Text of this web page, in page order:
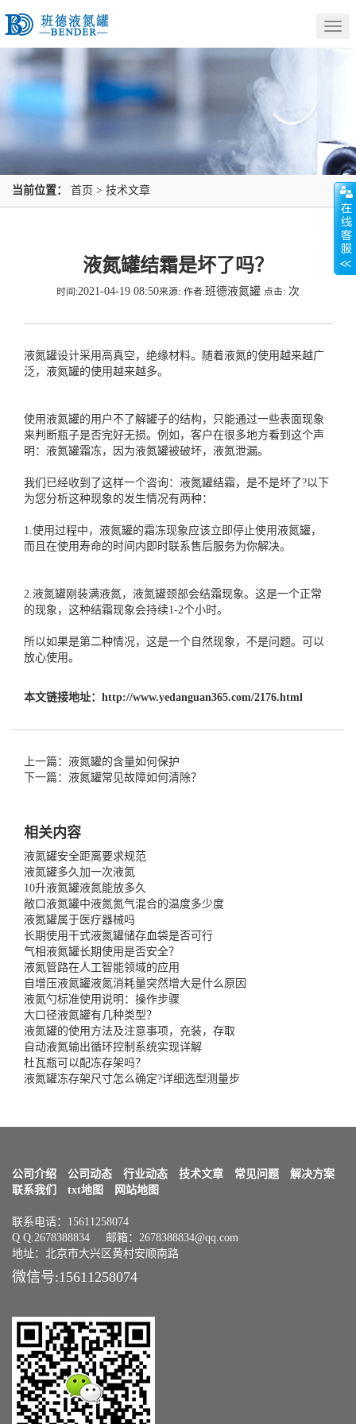
当前位置： 首页 > 技术文章
液氮罐结霜是坏了吗？
时间:2021-04-19 08:50来源: 作者:班德液氮罐 点击: 次
液氮罐设计采用高真空，绝缘材料。随着液氮的使用越来越广
泛，液氮罐的使用越来越多。
使用液氮罐的用户不了解罐子的结构，只能通过一些表面现象
来判断瓶子是否完好无损。例如，客户在很多地方看到这个声
明：液氮罐霜冻，因为液氮罐被破坏，液氮泄漏。
我们已经收到了这样一个咨询：液氮罐结霜，是不是坏了?以下
为您分析这种现象的发生情况有两种：
1.使用过程中，液氮罐的霜冻现象应该立即停止使用液氮罐，
而且在使用寿命的时间内即时联系售后服务为你解决。
2.液氮罐刚装满液氮， 液氮罐颈部会结霜现象。这是一个正常
的现象，这种结霜现象会持续1-2个小时。
所以如果是第二种情况，这是一个自然现象，不是问题。可以
放心使用。
本文链接地址： http://www.yedanguan365.com/2176.html
上一篇：液氮罐的含量如何保护
下一篇：液氮罐常见故障如何清除？
相关内容
液氮罐安全距离要求规范
液氮罐多久加一次液氮
10升液氮罐液氮能放多久
敞口液氮罐中液氮氮气混合的温度多少度
液氮罐属于医疗器械吗
长期使用干式液氮罐储存血袋是否可行
气相液氮罐长期使用是否安全？
液氮管路在人工智能领域的应用
自增压液氮罐液氮消耗量突然增大是什么原因
液氮勺标准使用说明：操作步骤
大口径液氮罐有几种类型？
液氮罐的使用方法及注意事项，充装，存取
自动液氮输出循环控制系统实现详解
杜瓦瓶可以配冻存架吗？
液氮罐冻存架尺寸怎么确定?详细选型测量步
公司介绍 公司动态 行业动态 技术文章 常见问题
解决方案
联系我们
txt地图 网站地图
联系电话：15611258074
Q Q:2678388834 邮箱：2678388834@qq.com
地址：北京市大兴区黄村安顺南路
微信号:15611258074